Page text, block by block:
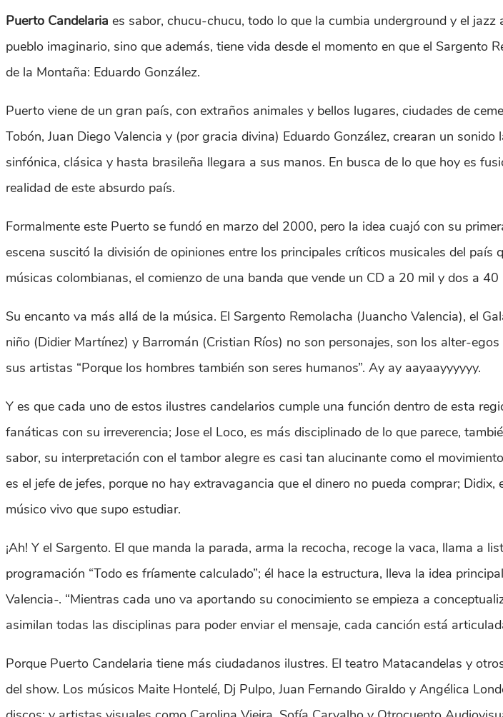
Puerto Candelaria es sabor, chucu-chucu, todo lo que la cumbia underground y el
pueblo imaginario, sino que además, tiene vida desde el momento en que el
de la Montaña: Eduardo González.
Puerto viene de un gran país, con extraños animales y bellos lugares, ciudades de
Tobón, Juan Diego Valencia y (por gracia divina) Eduardo González, crearan un
sinfónica, clásica y hasta brasileña llegara a sus manos. En busca de lo que hoy es
realidad de este absurdo país.
Formalmente este Puerto se fundó en marzo del 2000, pero la idea cuajó con su
escena suscitó la división de opiniones entre los principales críticos musicales del
músicas colombianas, el comienzo de una banda que vende un CD a 20 mil y dos a 40
Su encanto va más allá de la música. El Sargento Remolacha (Juancho Valencia), el
niño (Didier Martínez) y Barromán (Cristian Ríos) no son personajes, son los alter-
sus artistas “Porque los hombres también son seres humanos”. Ay ay aayaayyyyyy.
Y es que cada uno de estos ilustres candelarios cumple una función dentro de esta
fanáticas con su irreverencia; Jose el Loco, es más disciplinado de lo que parece,
sabor, su interpretación con el tambor alegre es casi tan alucinante como el
es el jefe de jefes, porque no hay extravagancia que el dinero no pueda comprar;
músico vivo que supo estudiar.
¡Ah! Y el Sargento. El que manda la parada, arma la recocha, recoge la vaca, llama a
programación “Todo es fríamente calculado”; él hace la estructura, lleva la idea
Valencia-. “Mientras cada uno va aportando su conocimiento se empieza a
asimilan todas las disciplinas para poder enviar el mensaje, cada canción está
Porque Puerto Candelaria tiene más ciudadanos ilustres. El teatro Matacandelas y
del show. Los músicos Maite Hontelé, Dj Pulpo, Juan Fernando Giraldo y Angélica